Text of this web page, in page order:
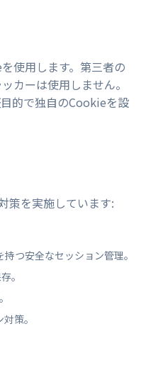
使用します。第三者の
カーは使用しません。
的で独自のCookieを設
策を実施しています:
つ安全なセッション管理。
。
策。